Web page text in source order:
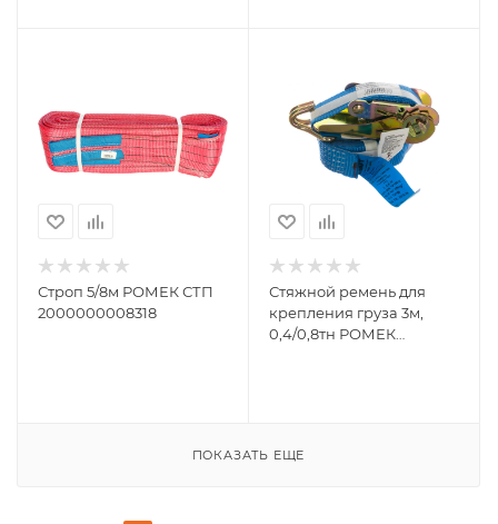
Строп 5/8м РОМЕК СТП
2000000008318
Стяжной ремень для
крепления груза 3м,
0,4/0,8тн РОМЕК
ПОКАЗАТЬ ЕЩЕ